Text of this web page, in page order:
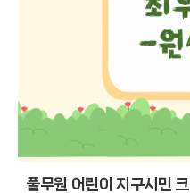
풀무원 어린이 지구시민